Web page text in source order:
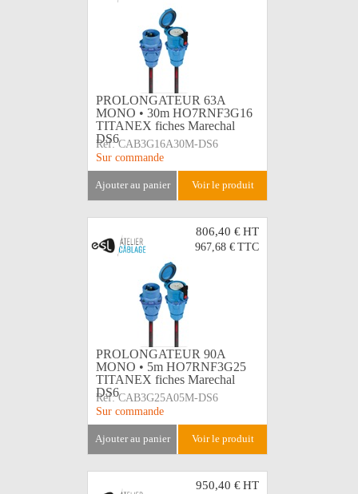
PROLONGATEUR 63A
MONO • 30m HO7RNF3G16
TITANEX fiches Marechal
DS6
Réf: CAB3G16A30M-DS6
Sur commande
ajouter au panier voir le produit
806,40 €HT
967,68 € TTC
PROLONGATEUR 90A
MONO • 5m HO7RNF3G25
TITANEX fiches Marechal
DS6
Réf: CAB3G25A05M-DS6
Sur commande
ajouter au panier voir le produit
950,40 €HT